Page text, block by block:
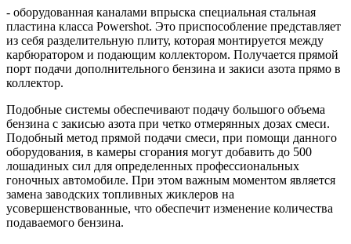
- оборудованная каналами впрыска специальная стальная
пластина класса Powershot. Это приспособление представляет
из себя разделительную плиту, которая монтируется между
карбюратором и подающим коллектором. Получается прямой
порт подачи дополнительного бензина и закиси азота прямо в
коллектор.
Подобные системы обеспечивают подачу большого объема
бензина с закисью азота при четко отмерянных дозах смеси.
Подобный метод прямой подачи смеси, при помощи данного
оборудования, в камеры сгорания могут добавить до 500
лошадиных сил для определенных профессиональных
гоночных автомобиле. При этом важным моментом является
замена заводских топливных жиклеров на
усовершенствованные, что обеспечит изменение количества
подаваемого бензина.